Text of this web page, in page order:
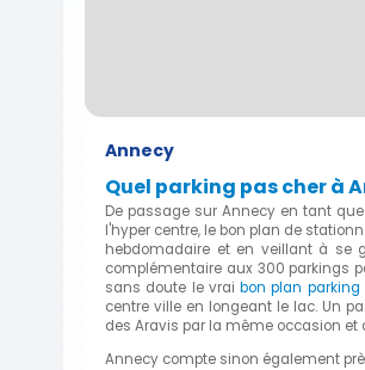
Annecy
Quel parking pas cher à
De passage sur Annecy en tant
l'hyper centre, le bon plan de
hebdomadaire et en veillant à se
complémentaire aux 300 parkings
sans doute le vraibon plan parking
centre ville en longeant le lac. Un
des Aravis par la même occasion
Annecy compte sinon également